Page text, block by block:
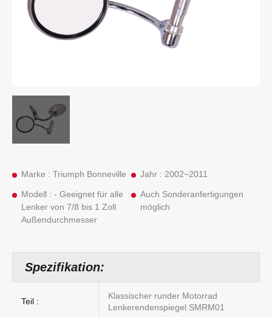
Marke : Triumph Bonneville Jahr : 2002~2011
Modell : - Geeignet für alle
Lenker von 7/8 bis 1 Zoll
Außendurchmesser
Auch Sonderanfertigungen
möglich
Spezifikation:
Teil :
Klassischer runder Motorrad
Lenkerendenspiegel SMRM01